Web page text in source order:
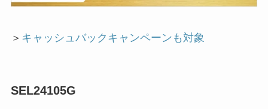
＞ キャッシュバックキャンペーンも対象
SEL24105G